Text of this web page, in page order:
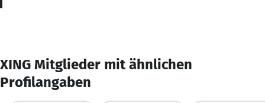
XING Mitglieder mit ähnlichen
Profilangaben